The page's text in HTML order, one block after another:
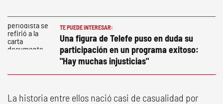
TE PUEDE INTERESAR:
Una figura de Telefe puso en duda su
participación en un programa exitoso:
"Hay muchas injusticias"
La historia entre ellos nació casi de casualidad por